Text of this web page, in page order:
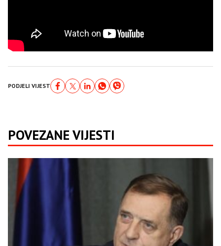
PODJELI VIJEST
POVEZANE VIJESTI